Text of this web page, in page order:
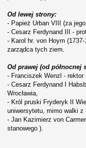
Od lewej strony:
- Papież Urban VIII (za
- Cesarz Ferdynand III -
- Karol hr. von Hoym
zarządca tych ziem.
Od prawej (od północnej
- Franciszek Wenzl - rektor
- Cesarz Ferdynand I
Wrocławia,
- Król pruski Fryderyk II
uniwersytetu, mimo walki
- Jan Kazimierz von
stanowego ).